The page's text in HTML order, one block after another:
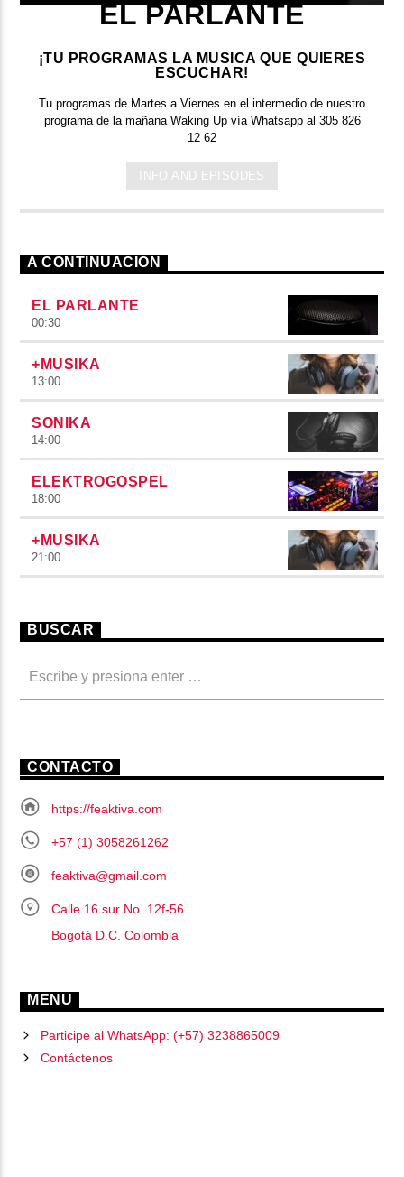
EL PARLANTE
¡TU PROGRAMAS LA MUSICA QUE QUIERES
ESCUCHAR!
Tu programas de Martes a Viernes en el intermedio de nuestro
programa de la mañana Waking Up vía Whatsapp al 305 826
12 62
INFO AND EPISODES
A CONTINUACIÓN
EL PARLANTE
00:30
+MUSIKA
13:00
SONIKA
14:00
ELEKTROGOSPEL
18:00
+MUSIKA
21:00
BUSCAR
CONTACTO
https://feaktiva.com
+57 (1) 3058261262
feaktiva@gmail.com
Calle 16 sur No. 12f-56
Bogotá D.C. Colombia
MENU
Participe al WhatsApp: (+57) 3238865009
Contáctenos